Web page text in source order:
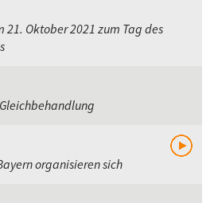
Oktober 2021 zum Tag des
organisieren sich